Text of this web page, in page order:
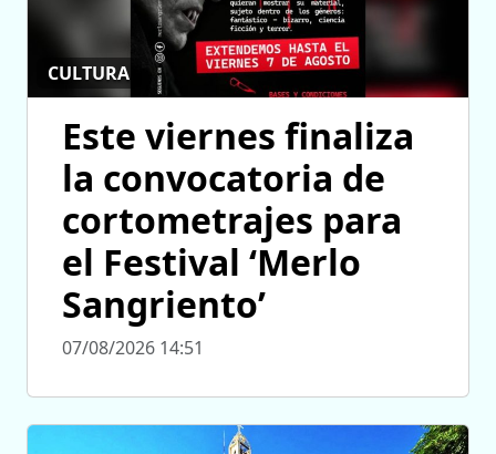
CULTURA
Este viernes finaliza
la convocatoria de
cortometrajes para
el Festival ‘Merlo
Sangriento’
07/08/2026 14:51